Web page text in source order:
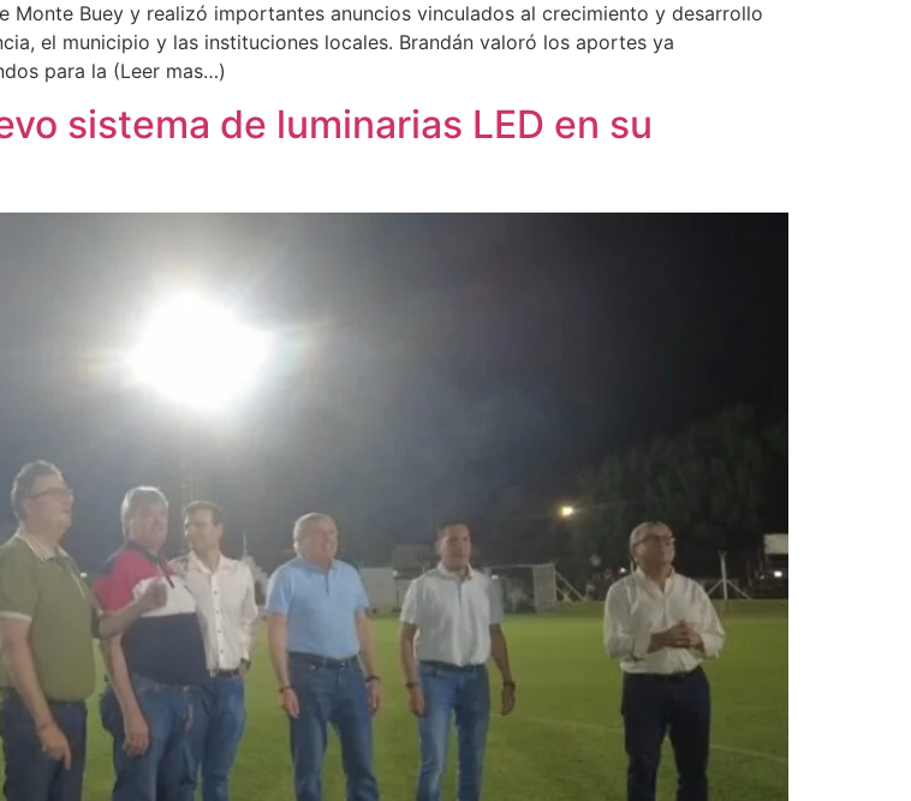
Buey y realizó importantes anuncios vinculados al crecimiento y desarrollo
el municipio y las instituciones locales. Brandán valoró los aportes ya
para la (Leer mas…)
sistema de luminarias LED en su